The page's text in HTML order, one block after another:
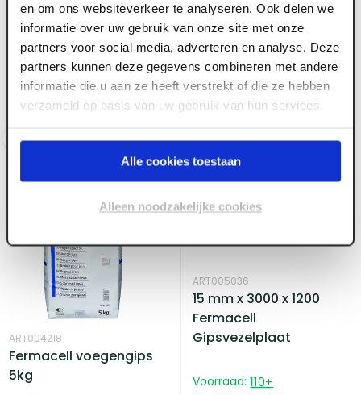
en om ons websiteverkeer te analyseren. Ook delen we
informatie over uw gebruik van onze site met onze
partners voor social media, adverteren en analyse. Deze
partners kunnen deze gegevens combineren met andere
informatie die u aan ze heeft verstrekt of die ze hebben
verzameld op basis van uw gebruik van hun services.
Alle cookies toestaan
Alleen noodzakelijke cookies
ART000504
Fermacell
snelbouwschroef 3.9 x
30 (1000 st/ds)
Voorraad: 20 +
Log in voor prijzen
ART000505
Fermacell
snelbouwschroef 3.9 x
40 (1000 st/ds)
Voorraad: 30+
Log in voor prijzen
ART004218
Fermacell voegengips
5kg
ART005036
15 mm x 3000 x 1200
Fermacell
Gipsvezelplaat
Voorraad: 110+